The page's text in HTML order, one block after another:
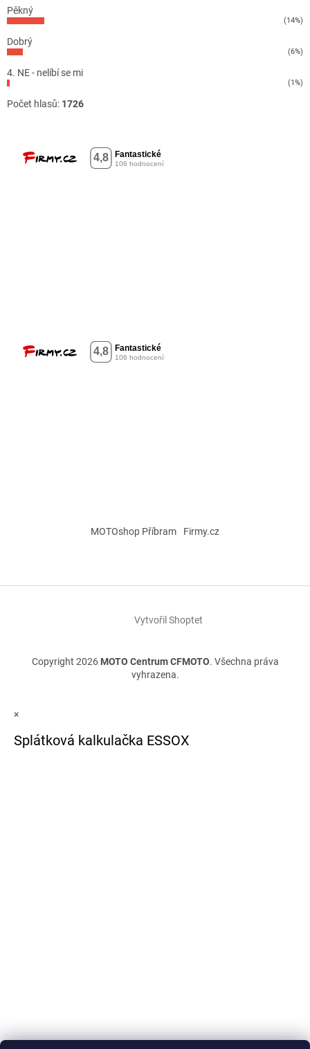
Pěkný
(14%)
Dobrý
(6%)
4. NE - nelíbí se mi
(1%)
Počet hlasů: 1726
MOTOshop Příbram Firmy.cz
Vytvořil Shoptet
Copyright 2026 MOTO Centrum CFMOTO. Všechna práva
vyhrazena.
×
Splátková kalkulačka ESSOX